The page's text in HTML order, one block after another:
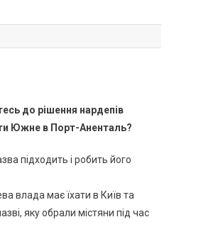
до рішення нардепів
Южне в Порт-Аненталь?
підходить і робить його
влада має їхати в Київ та
яку обрали містяни під час